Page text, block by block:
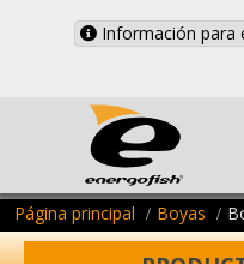
Información para
Página principal Boyas